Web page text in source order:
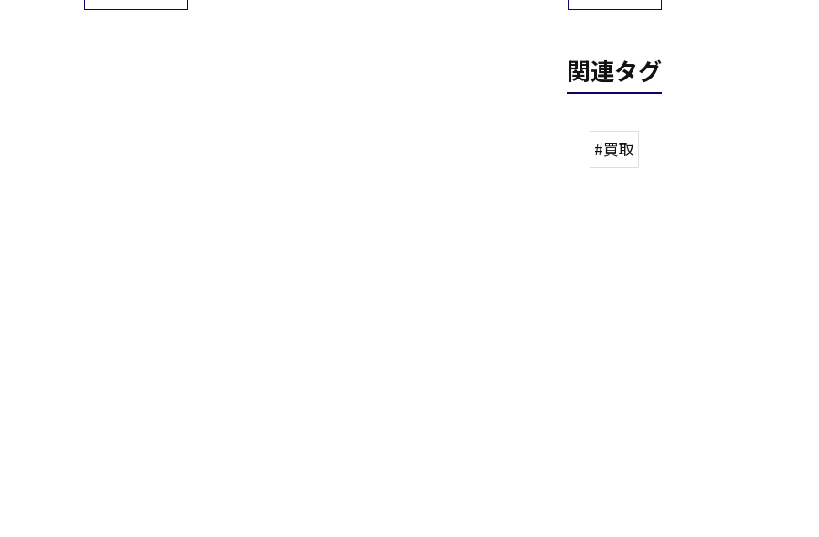
関連タグ
#買取